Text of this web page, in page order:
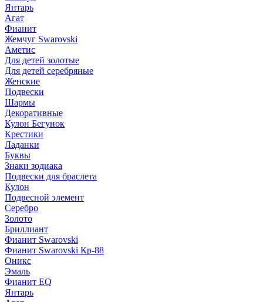
Янтарь
Агат
Фианит
Жемчуг Swarovski
Аметис
Для детей золотые
Для детей серебряные
Женские
Подвески
Шармы
Декоративные
Кулон Бегунок
Крестики
Ладанки
Буквы
Знаки зодиака
Подвески для браслета
Кулон
Подвесной элемент
Серебро
Золото
Бриллиант
Фианит Swarovski
Фианит Swarovski Кр-88
Оникс
Эмаль
Фианит EQ
Янтарь